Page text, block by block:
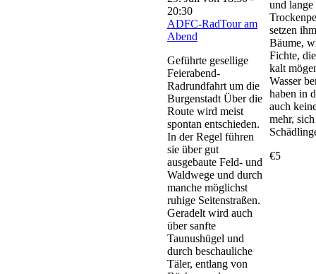
20:30
ADFC-RadTour am
Abend
Geführte gesellige
Feierabend-
Radrundfahrt um die
Burgenstadt Über die
Route wird meist
spontan entschieden.
In der Regel führen
sie über gut
ausgebaute Feld- und
Waldwege und durch
manche möglichst
ruhige Seitenstraßen.
Geradelt wird auch
über sanfte
Taunushügel und
durch beschauliche
Täler, entlang von
und lange
setzen
Bäume,
Fichte,
kalt
Wasser
haben in
auch
mehr,
€5